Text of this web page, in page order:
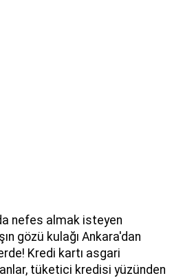
nefes almak isteyen
gözü kulağı Ankara'dan
Kredi kartı asgari
tüketici kredisi yüzünden